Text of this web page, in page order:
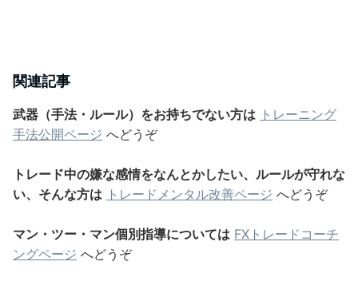
関連記事
武器（手法・ルール）をお持ちでない方は トレーニング
手法公開ページ へどうぞ
トレード中の嫌な感情をなんとかしたい、ルールが守れな
い、そんな方は トレードメンタル改善ページ へどうぞ
マン・ツー・マン個別指導については FXトレードコーチ
ングページ へどうぞ